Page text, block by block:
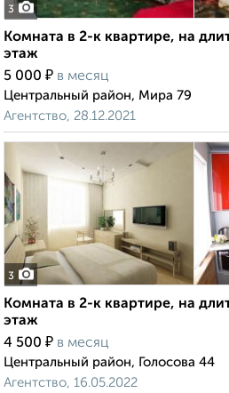
3
Комната в 2-к квартире, на
этаж
5 000 ₽ в месяц
Центральный район, Мира 79
Агентство, 28.12.2021
3
Комната в 2-к квартире, на
этаж
4 500 ₽ в месяц
Центральный район, Голосова 44
Агентство, 16.05.2022